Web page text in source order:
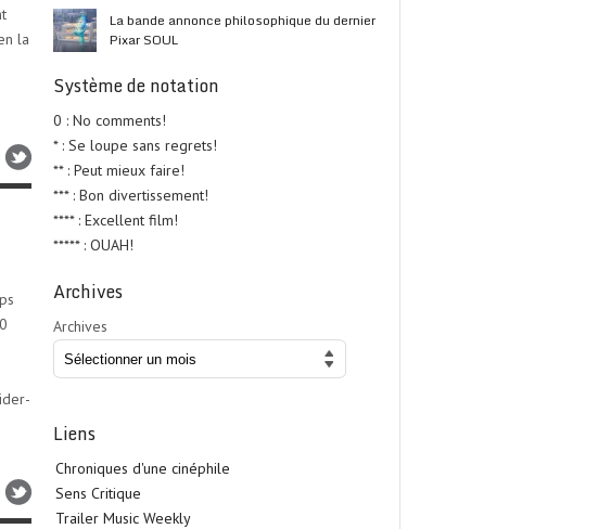
la
La bande annonce philosophique du dernier
Pixar SOUL
Système de notation
0 : No comments!
* : Se loupe sans regrets!
** : Peut mieux faire!
*** : Bon divertissement!
**** : Excellent film!
***** : OUAH!
Archives
Archives
Liens
Chroniques d'une cinéphile
Sens Critique
Trailer Music Weekly